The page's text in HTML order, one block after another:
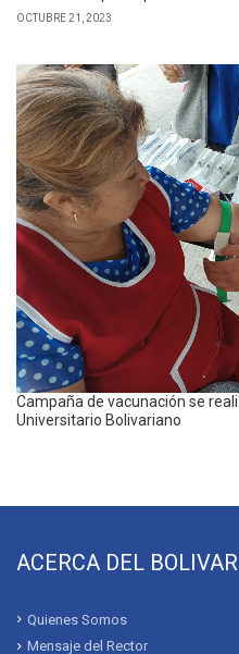
El Universitario Bolivariano
Catamayo
NOVIEMBRE 24, 2023
Universitario Bolivariano
jornadas de salud en Calvas
NOVIEMBRE 10, 2023
Bolivariano finaliza programa
Sebastián
SEPTIEMBRE 29, 2023
Universitario Bolivariano y el